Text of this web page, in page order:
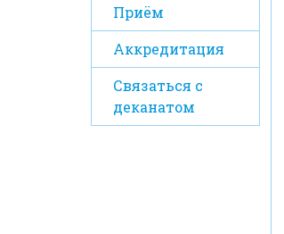
Приём
Аккредитация
Связаться с
деканатом